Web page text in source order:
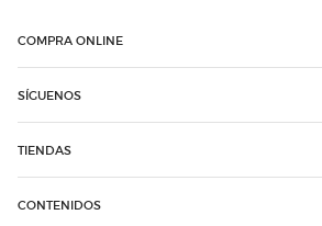
COMPRA ONLINE
SÍGUENOS
TIENDAS
CONTENIDOS